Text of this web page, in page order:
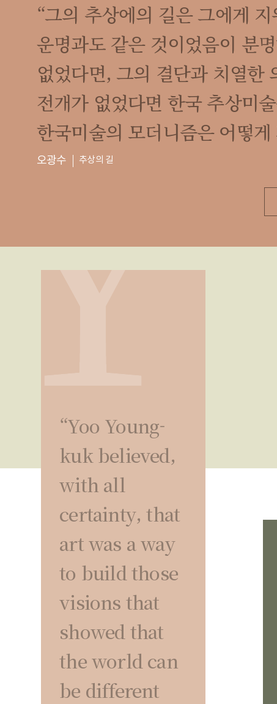
“그의 추상에의 길은 그에게 지
운명과도 같은 것이었음이 분
없었다면, 그의 결단과 치열한
전개가 없었다면 한국 추상미
한국미술의 모더니즘은 어떻게
오광수 추상의 길
“Yoo Young-
kuk believed,
with all
certainty, that
art was a way
to build those
visions that
showed that
the world can
be different